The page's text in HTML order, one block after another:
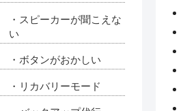
・スピーカーが聞こえな
い
・ボタンがおかしい
・リカバリーモード